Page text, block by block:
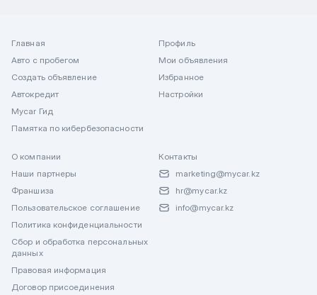
Главная
Авто с пробегом
Создать объявление
Автокредит
Mycar Гид
Памятка по кибербезопасности
Профиль
Мои объявления
Избранное
Настройки
О компании
Наши партнеры
Франшиза
Пользовательское соглашение
Политика конфиденциальности
Сбор и обработка персональных
данных
Правовая информация
Договор присоединения
Контакты
marketing@mycar.kz
hr@mycar.kz
info@mycar.kz